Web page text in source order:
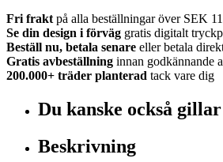
Fri frakt på alla beställningar över SEK
Se din design i förväg gratis digitalt
Beställ nu, betala senare eller betala
Gratis avbeställning innan godkännande
200.000+ träder planterad tack vare dig
Du kanske också gillar
Beskrivning